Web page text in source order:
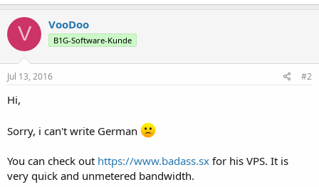
V VooDoo
B1G-Software-Kunde
Jul 13, 2016 #2
Hi,
Sorry, i can't write German
You can check out https://www.badass.sx for his VPS. It is
very quick and unmetered bandwidth.